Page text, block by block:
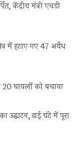
केंद्रीय मंत्री एचडी
में हटाए गए 47 अवैध
घायलों को बचाया
उद्घाटन, ढाई घंटे में पूरा